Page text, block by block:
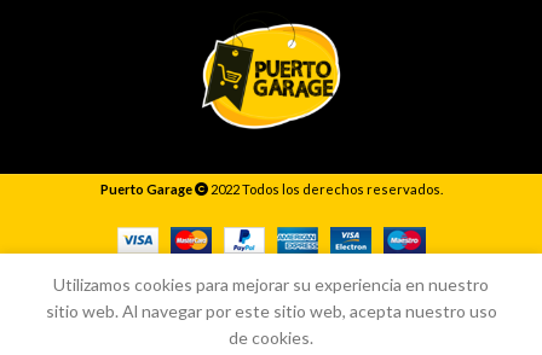
Puerto Garage 2022 Todos los derechos reservados.
Utilizamos cookies para mejorar su experiencia en nuestro
sitio web. Al navegar por este sitio web, acepta nuestro uso
de cookies.